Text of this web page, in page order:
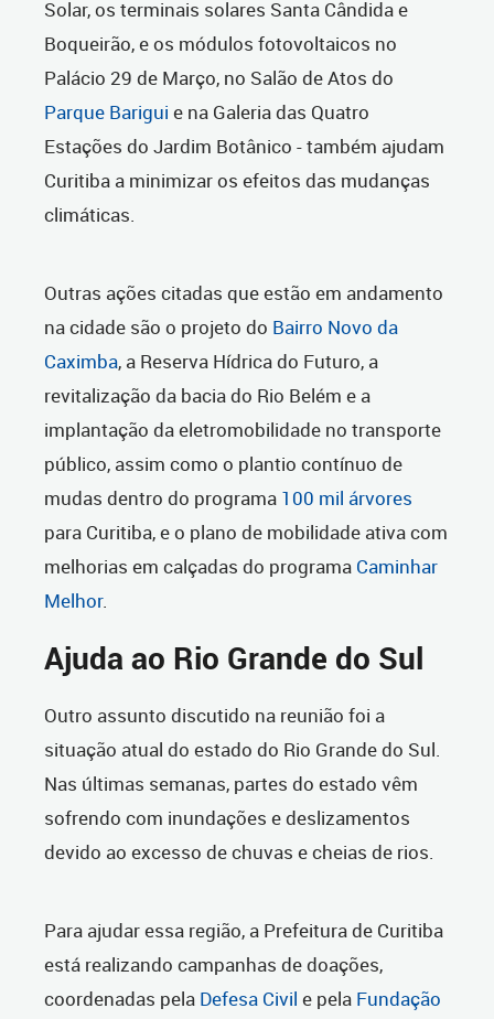
Solar, os terminais solares Santa Cândida e
Boqueirão, e os módulos fotovoltaicos no
Palácio 29 de Março, no Salão de Atos do
Parque Barigui e na Galeria das Quatro
Estações do Jardim Botânico - também ajudam
Curitiba a minimizar os efeitos das mudanças
climáticas.
Outras ações citadas que estão em andamento
na cidade são o projeto do Bairro Novo da
Caximba, a Reserva Hídrica do Futuro, a
revitalização da bacia do Rio Belém e a
implantação da eletromobilidade no transporte
público, assim como o plantio contínuo de
mudas dentro do programa 100 mil árvores
para Curitiba, e o plano de mobilidade ativa com
melhorias em calçadas do programa Caminhar
Melhor.
Ajuda ao Rio Grande do Sul
Outro assunto discutido na reunião foi a
situação atual do estado do Rio Grande do Sul.
Nas últimas semanas, partes do estado vêm
sofrendo com inundações e deslizamentos
devido ao excesso de chuvas e cheias de rios.
Para ajudar essa região, a Prefeitura de Curitiba
está realizando campanhas de doações,
coordenadas pela Defesa Civil e pela Fundação